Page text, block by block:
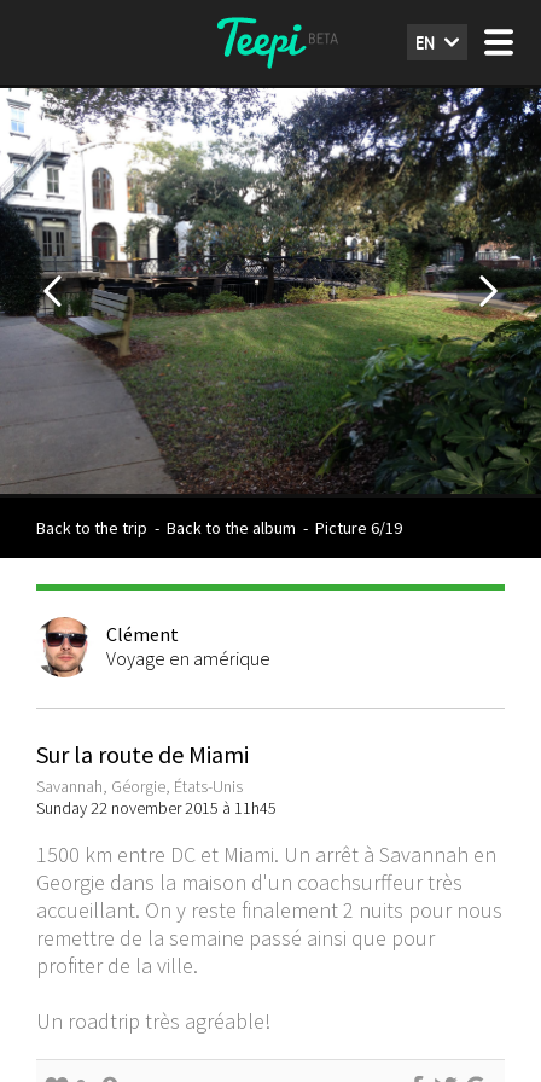
EN
Back to the trip - Back to the album - Picture 6/19
Clément
Voyage en amérique
Sur la route de Miami
Savannah, Géorgie, États-Unis
Sunday 22 november 2015 à 11h45
1500 km entre DC et Miami. Un arrêt à Savannah en
Georgie dans la maison d'un coachsurffeur très
accueillant. On y reste finalement 2 nuits pour nous
remettre de la semaine passé ainsi que pour
profiter de la ville.
Un roadtrip très agréable!